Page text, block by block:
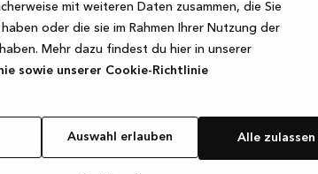
mit weiteren Daten zusammen, die Sie
oder die sie im Rahmen Ihrer Nutzung der
Mehr dazu findest du hier in unserer
sowie unserer Cookie-Richtlinie
Auswahl erlauben Alle zulassen
occurred while loadingwww.kvik.de (see the